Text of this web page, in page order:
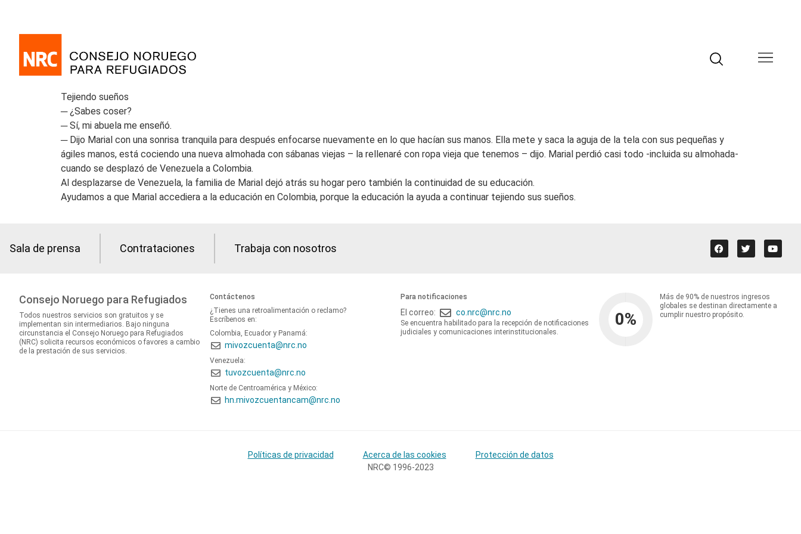
Tejiendo sueños
─ ¿Sabes coser?
─ Sí, mi abuela me enseñó.
─ Dijo Marial con una sonrisa tranquila para después enfocarse nuevamente en lo que hacían sus manos. Ella mete y saca la aguja de la tela con sus pequeñas y
ágiles manos, está cociendo una nueva almohada con sábanas viejas – la rellenaré con ropa vieja que tenemos – dijo. Marial perdió casi todo -incluida su almohada-
cuando se desplazó de Venezuela a Colombia.
Al desplazarse de Venezuela, la familia de Marial dejó atrás su hogar pero también la continuidad de su educación.
Ayudamos a que Marial accediera a la educación en Colombia, porque la educación la ayuda a continuar tejiendo sus sueños.
Sala de prensa Contrataciones Trabaja con nosotros
Consejo Noruego para Refugiados
Todos nuestros servicios son gratuitos y se
implementan sin intermediarios. Bajo ninguna
circunstancia el Consejo Noruego para Refugiados
(NRC) solicita recursos económicos o favores a cambio
de la prestación de sus servicios.
Contáctenos
¿Tienes una retroalimentación o reclamo?
Escríbenos en:
Colombia, Ecuador y Panamá:
mivozcuenta@nrc.no
Venezuela:
tuvozcuenta@nrc.no
Norte de Centroamérica y México:
hn.mivozcuentancam@nrc.no
Para notificaciones
El correo: co.nrc@nrc.no
Se encuentra habilitado para la recepción de notificaciones
judiciales y comunicaciones interinstitucionales.
0%
Más de 90% de nuestros ingresos
globales se destinan directamente a
cumplir nuestro propósito.
Políticas de privacidad Acerca de las cookies
Protección de datos
NRC© 1996-2023